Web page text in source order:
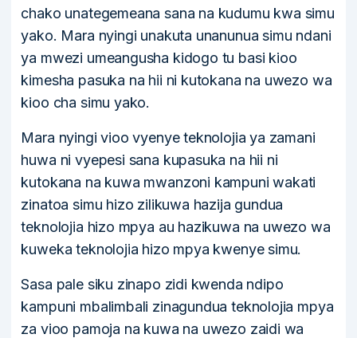
chako unategemeana sana na kudumu kwa simu
yako. Mara nyingi unakuta unanunua simu ndani
ya mwezi umeangusha kidogo tu basi kioo
kimesha pasuka na hii ni kutokana na uwezo wa
kioo cha simu yako.
Mara nyingi vioo vyenye teknolojia ya zamani
huwa ni vyepesi sana kupasuka na hii ni
kutokana na kuwa mwanzoni kampuni wakati
zinatoa simu hizo zilikuwa hazija gundua
teknolojia hizo mpya au hazikuwa na uwezo wa
kuweka teknolojia hizo mpya kwenye simu.
Sasa pale siku zinapo zidi kwenda ndipo
kampuni mbalimbali zinagundua teknolojia mpya
za vioo pamoja na kuwa na uwezo zaidi wa